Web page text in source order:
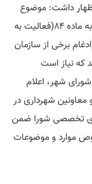
داشت: موضوع
بازگشت سازمان های تابعه شهرداری به ماده ۸۴(فعالیت به
یا ماندن در ماده ۵۴(ادغام برخی از سازمان
که نیاز است
شهر، اعلام
شهرداری در
تخصصی شورا ضمن
موارد و موضوعات